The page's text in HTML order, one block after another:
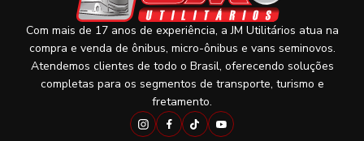
Com mais de 17 anos de experiência, a JM Utilitários atua na
compra e venda de ônibus, micro-ônibus e vans seminovos.
Atendemos clientes de todo o Brasil, oferecendo soluções
completas para os segmentos de transporte, turismo e
fretamento.